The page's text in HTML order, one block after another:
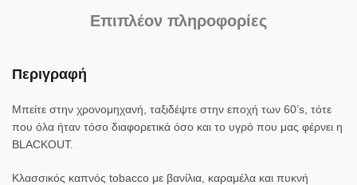
Επιπλέον πληροφορίες
Περιγραφή
Μπείτε στην χρονομηχανή, ταξιδέψτε στην εποχή των 60’s, τότε
που όλα ήταν τόσο διαφορετικά όσο και το υγρό που μας φέρνει η
BLACKOUT.
Κλασσικός καπνός tobacco με βανίλια, καραμέλα και πυκνή